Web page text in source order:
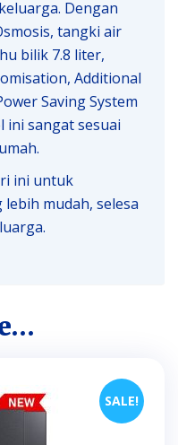
Dengan
tangki air
bilik 7.8 liter,
Additional
Saving System
ini sangat sesuai
ini untuk
mudah, selesa
SALE!